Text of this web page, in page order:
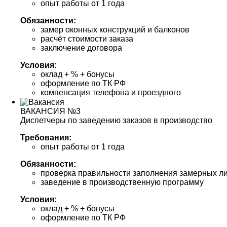
опыт работы от 1 года
Обязанности:
замер оконных конструкций и балконов
расчёт стоимости заказа
заключение договора
Условия:
оклад + % + бонусы
оформление по ТК РФ
компенсация телефона и проездного
ВАКАНСИЯ №3
Диспетчеры по заведению заказов в производство
Требования:
опыт работы от 1 года
Обязанности:
проверка правильности заполнения замерных
заведение в производственную программу
Условия:
оклад + % + бонусы
оформление по ТК РФ